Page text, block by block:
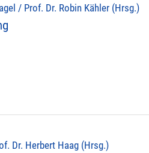
/ Prof. Dr. Robin Kähler (Hrsg.)
Dr. Herbert Haag (Hrsg.)